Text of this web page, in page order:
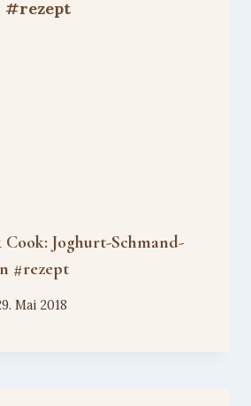
Joghurt-Schmand-
#rezept
Mai 2018